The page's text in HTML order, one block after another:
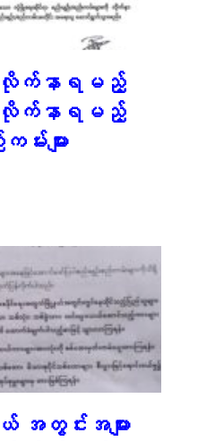
လိုက်နာရမည့်
လိုက်နာရမည့်
းများ
အတွင်းအများ